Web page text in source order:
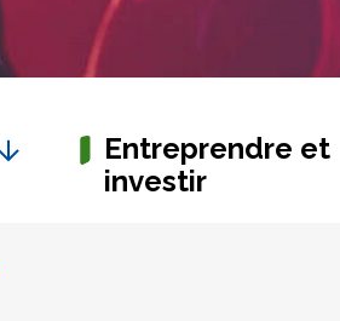
Entreprendre et
investir